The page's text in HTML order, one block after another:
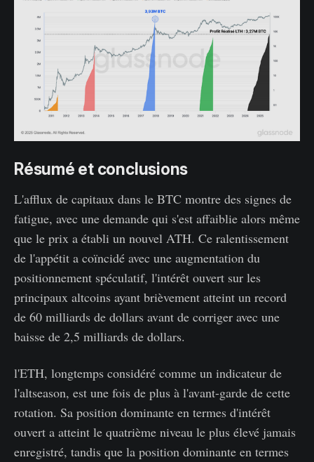
Résumé et conclusions
L'afflux de capitaux dans le BTC montre des signes de
fatigue, avec une demande qui s'est affaiblie alors même
que le prix a établi un nouvel ATH. Ce ralentissement
de l'appétit a coïncidé avec une augmentation du
positionnement spéculatif, l'intérêt ouvert sur les
principaux altcoins ayant brièvement atteint un record
de 60 milliards de dollars avant de corriger avec une
baisse de 2,5 milliards de dollars.
l'ETH, longtemps considéré comme un indicateur de
l'altseason, est une fois de plus à l'avant-garde de cette
rotation. Sa position dominante en termes d'intérêt
ouvert a atteint le quatrième niveau le plus élevé jamais
enregistré, tandis que la position dominante en termes